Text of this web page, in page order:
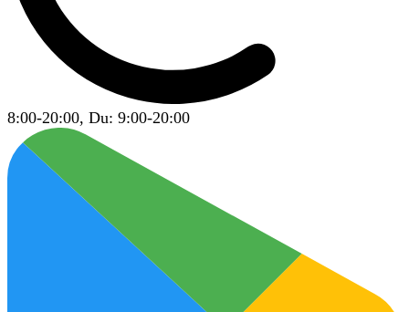
8:00-20:00, Du: 9:00-20:00